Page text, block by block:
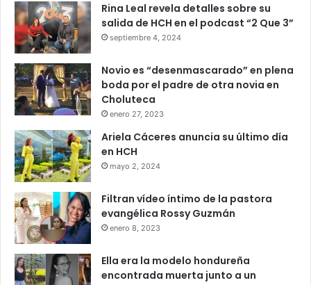
Rina Leal revela detalles sobre su
salida de HCH en el podcast “2 Que 3”
septiembre 4, 2024
Novio es “desenmascarado” en plena
boda por el padre de otra novia en
Choluteca
enero 27, 2023
Ariela Cáceres anuncia su último día
en HCH
mayo 2, 2024
Filtran vídeo íntimo de la pastora
evangélica Rossy Guzmán
enero 8, 2023
Ella era la modelo hondureña
encontrada muerta junto a un